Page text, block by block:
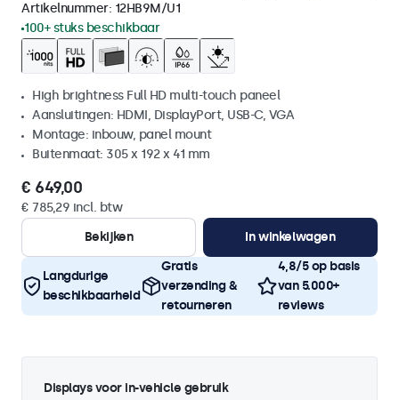
Artikelnummer: 12HB9M/U1
100+ stuks beschikbaar
High brightness Full HD multi-touch paneel
Aansluitingen: HDMI, DisplayPort, USB-C, VGA
Montage: inbouw, panel mount
Buitenmaat: 305 x 192 x 41 mm
€ 649,00
€ 785,29 incl. btw
Bekijken
In winkelwagen
Langdurige
beschikbaarheid
Gratis
verzending &
retourneren
4,8/5 op basis
van 5.000+
reviews
Displays voor in-vehicle gebruik